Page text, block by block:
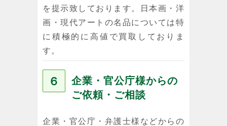
を提示致しております。日本画・洋
画・現代アートの名品については特
に積極的に高値で買取しておりま
す。
６
企業・官公庁様からの
ご依頼・ご相談
企業・官公庁・弁護士様などからの